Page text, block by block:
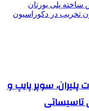
ساخته پلی یورتان
تخریب در دکوراسیون
سوپر پایپ و
تاسیساتی